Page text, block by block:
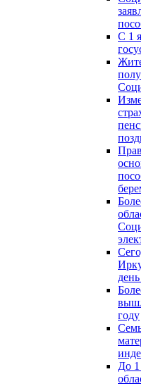
С 1
году
До 1